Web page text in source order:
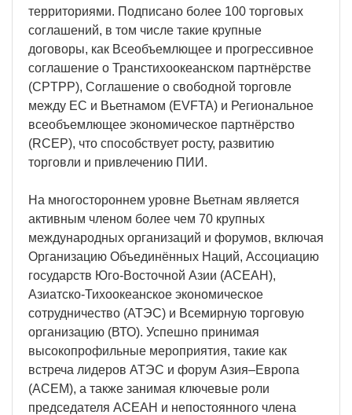
территориями. Подписано более 100 торговых
соглашений, в том числе такие крупные
договоры, как Всеобъемлющее и прогрессивное
соглашение о Транстихоокеанском партнёрстве
(CPTPP), Соглашение о свободной торговле
между ЕС и Вьетнамом (EVFTA) и Региональное
всеобъемлющее экономическое партнёрство
(RCEP), что способствует росту, развитию
торговли и привлечению ПИИ.
На многостороннем уровне Вьетнам является
активным членом более чем 70 крупных
международных организаций и форумов, включая
Организацию Объединённых Наций, Ассоциацию
государств Юго-Восточной Азии (АСЕАН),
Азиатско-Тихоокеанское экономическое
сотрудничество (АТЭС) и Всемирную торговую
организацию (ВТО). Успешно принимая
высокопрофильные мероприятия, такие как
встреча лидеров АТЭС и форум Азия–Европа
(АСЕМ), а также занимая ключевые роли
председателя АСЕАН и непостоянного члена